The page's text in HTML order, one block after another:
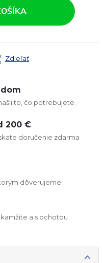
Zdieľať
to, čo potrebujete.
200 €
doručenie zdarma
dôverujeme.
a s ochotou